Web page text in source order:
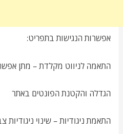
אפשרות הנגישות בתפריט:
התאמה לניווט מקלדת – מתן
הגדלה והקטנת הפונטים באתר
התאמת ניגודיות – שינוי